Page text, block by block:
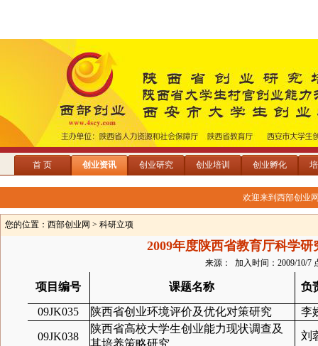
首 页 创业资讯 创业研究 创业培训 创业孵化
欢迎来到西部创业
您的位置： 西部创业网 > 科研立项
2009年度陕西省教育厅科学
来源： 加入时间：2009/10/7
项目编号 课题名称 负
09JK035 陕西省创业环境评价及优化对策研究 李
09JK038
陕西省高校大学生创业能力现状调查及
其培养策略研究
刘